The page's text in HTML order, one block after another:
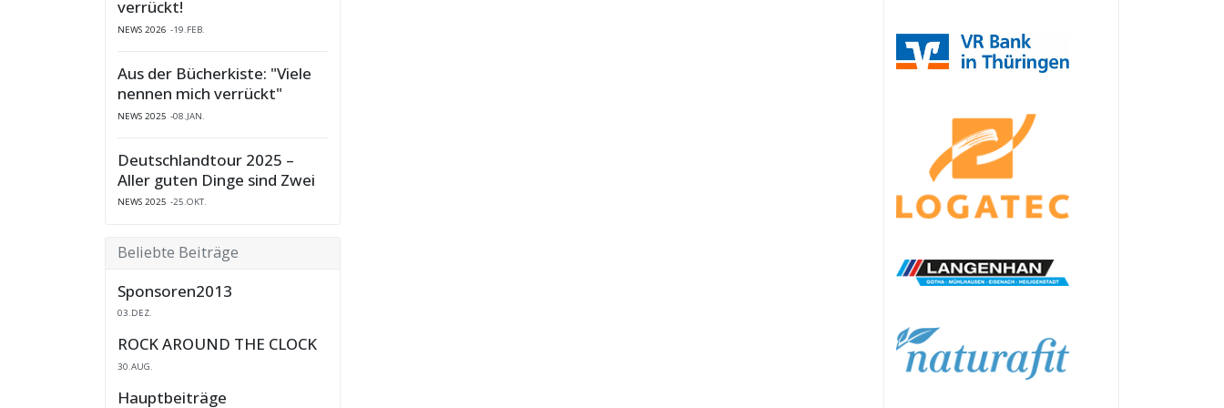
verrückt!
NEWS 2026 19.FEB.
Aus der Bücherkiste: "Viele
nennen mich verrückt"
NEWS 2025 08.JAN.
Deutschlandtour 2025 –
Aller guten Dinge sind Zwei
NEWS 2025 25.OKT.
Beliebte Beiträge
Sponsoren2013
03.DEZ.
ROCK AROUND THE CLOCK
30.AUG.
Hauptbeiträge